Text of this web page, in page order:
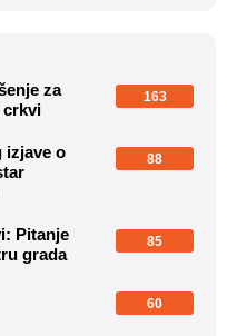
za
crkvi
163
izjave o
88
Pitanje
grada
85
60